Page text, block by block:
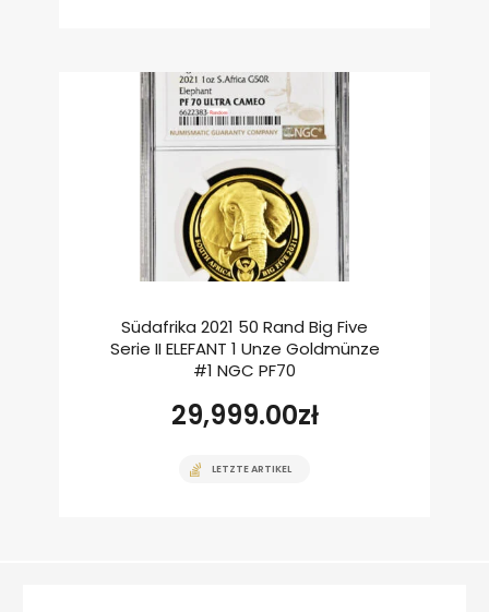
Südafrika 2021 50 Rand Big Five
Serie II ELEFANT 1 Unze Goldmünze
#1 NGC PF70
29,999.00zł
LETZTE ARTIKEL